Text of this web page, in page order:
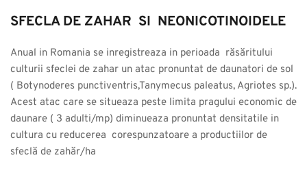
SFECLA DE ZAHAR  SI  NEONICOTINOIDELE
Anual in Romania se inregistreaza in perioada  răsăritului
culturii sfeclei de zahar un atac pronuntat de daunatori de sol
( Botynoderes punctiventris,Tanymecus paleatus, Agriotes sp.).
Acest atac care se situeaza peste limita pragului economic de
daunare ( 3 adulti/mp) diminueaza pronuntat densitatile in
cultura cu reducerea  corespunzatoare a productiilor de
sfeclă de zahăr/ha